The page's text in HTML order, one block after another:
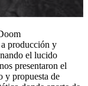
producción y
el lucido
presentaron el
y propuesta de